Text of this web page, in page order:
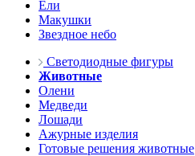
Ели
Макушки
Звездное небо
Светодиодные фигуры
Животные
Олени
Медведи
Лошади
Ажурные изделия
Готовые решения животные